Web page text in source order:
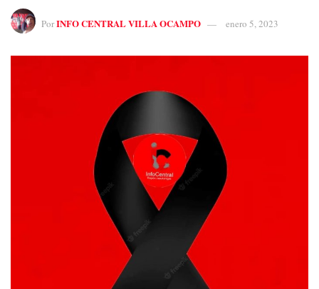
PorINFO CENTRAL VILLA OCAMPO enero 5, 2023